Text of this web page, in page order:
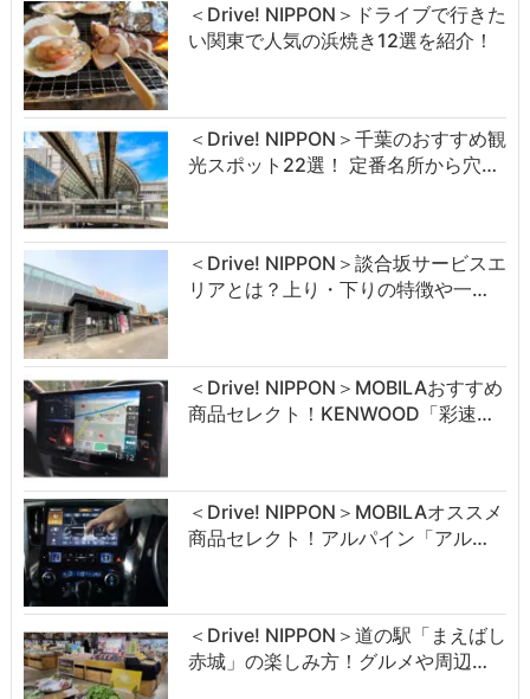
＜Drive! NIPPON＞ドライブで行きた
い関東で人気の浜焼き12選を紹介！
＜Drive! NIPPON＞千葉のおすすめ観
光スポット22選！ 定番名所から穴…
＜Drive! NIPPON＞談合坂サービスエ
リアとは？上り・下りの特徴や一…
＜Drive! NIPPON＞MOBILAおすすめ
商品セレクト！KENWOOD「彩速…
＜Drive! NIPPON＞MOBILAオススメ
商品セレクト！アルパイン「アル…
＜Drive! NIPPON＞道の駅「まえばし
赤城」の楽しみ方！グルメや周辺…